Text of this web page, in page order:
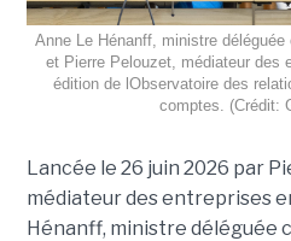
Anne Le Hénanff, ministre déléguée
et Pierre Pelouzet, médiateur des
édition de lObservatoire des
comptes. (Crédit:
Lancée le 26 juin 2026 par
médiateur des entreprises
Hénanff, ministre déléguée